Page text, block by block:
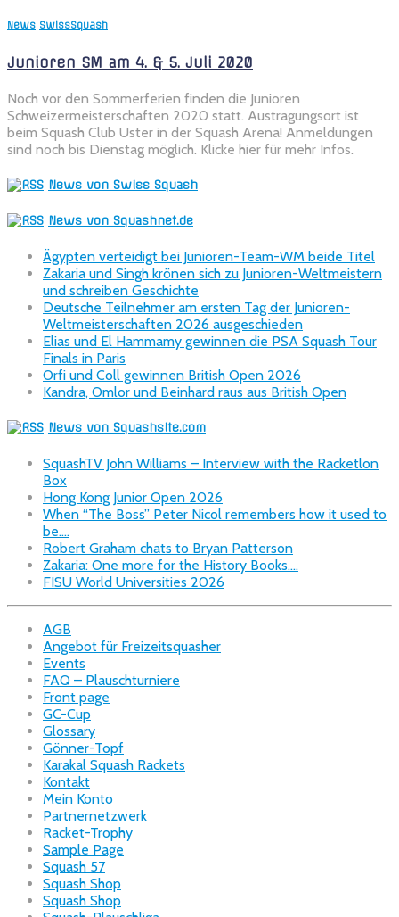
News SwissSquash
Junioren SM am 4. & 5. Juli 2020
Noch vor den Sommerferien finden die Junioren
Schweizermeisterschaften 2020 statt. Austragungsort ist
beim Squash Club Uster in der Squash Arena! Anmeldungen
sind noch bis Dienstag möglich. Klicke hier für mehr Infos.
News von Swiss Squash
News von Squashnet.de
Ägypten verteidigt bei Junioren-Team-WM beide Titel
Zakaria und Singh krönen sich zu Junioren-Weltmeistern
und schreiben Geschichte
Deutsche Teilnehmer am ersten Tag der Junioren-
Weltmeisterschaften 2026 ausgeschieden
Elias und El Hammamy gewinnen die PSA Squash Tour
Finals in Paris
Orfi und Coll gewinnen British Open 2026
Kandra, Omlor und Beinhard raus aus British Open
News von Squashsite.com
SquashTV John Williams – Interview with the Racketlon
Box
Hong Kong Junior Open 2026
When “The Boss” Peter Nicol remembers how it used to
be….
Robert Graham chats to Bryan Patterson
Zakaria: One more for the History Books….
FISU World Universities 2026
AGB
Angebot für Freizeitsquasher
Events
FAQ – Plauschturniere
Front page
GC-Cup
Glossary
Gönner-Topf
Karakal Squash Rackets
Kontakt
Mein Konto
Partnernetzwerk
Racket-Trophy
Sample Page
Squash 57
Squash Shop
Squash Shop